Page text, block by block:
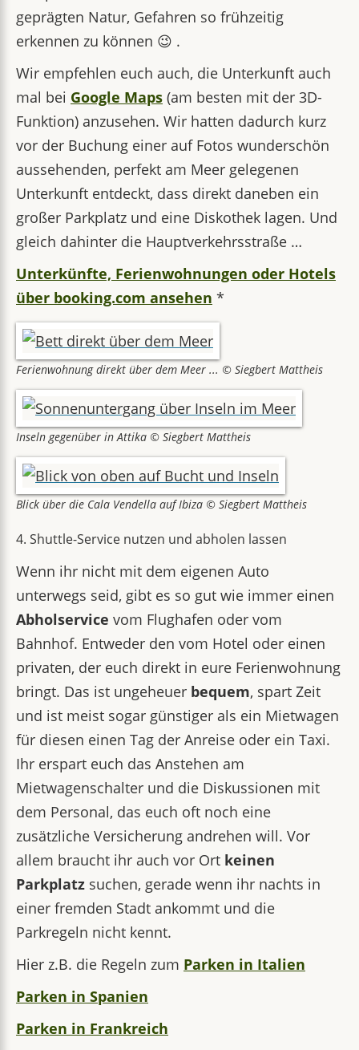
geprägten Natur, Gefahren so frühzeitig
erkennen zu können 😉 .
Wir empfehlen euch auch, die Unterkunft auch
mal bei Google Maps (am besten mit der 3D-
Funktion) anzusehen. Wir hatten dadurch kurz
vor der Buchung einer auf Fotos wunderschön
aussehenden, perfekt am Meer gelegenen
Unterkunft entdeckt, dass direkt daneben ein
großer Parkplatz und eine Diskothek lagen. Und
gleich dahinter die Hauptverkehrsstraße …
Unterkünfte, Ferienwohnungen oder Hotels
über booking.com ansehen *
Ferienwohnung direkt über dem Meer ... © Siegbert Mattheis
Inseln gegenüber in Attika © Siegbert Mattheis
Blick über die Cala Vendella auf Ibiza © Siegbert Mattheis
4. Shuttle-Service nutzen und abholen lassen
Wenn ihr nicht mit dem eigenen Auto
unterwegs seid, gibt es so gut wie immer einen
Abholservice vom Flughafen oder vom
Bahnhof. Entweder den vom Hotel oder einen
privaten, der euch direkt in eure Ferienwohnung
bringt. Das ist ungeheuer bequem, spart Zeit
und ist meist sogar günstiger als ein Mietwagen
für diesen einen Tag der Anreise oder ein Taxi.
Ihr erspart euch das Anstehen am
Mietwagenschalter und die Diskussionen mit
dem Personal, das euch oft noch eine
zusätzliche Versicherung andrehen will. Vor
allem braucht ihr auch vor Ort keinen
Parkplatz suchen, gerade wenn ihr nachts in
einer fremden Stadt ankommt und die
Parkregeln nicht kennt.
Hier z.B. die Regeln zum Parken in Italien
Parken in Spanien
Parken in Frankreich